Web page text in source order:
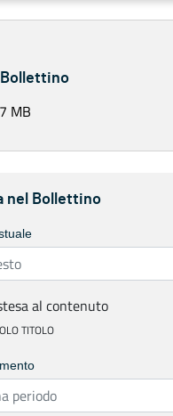
MB
nel Bollettino
al contenuto